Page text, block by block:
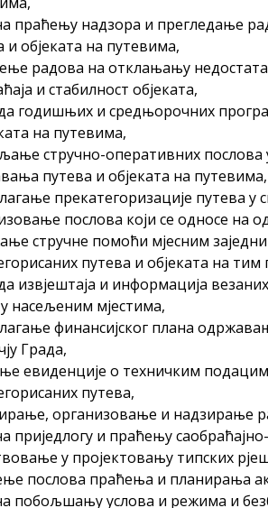
праћењу надзора и прегледање
и објеката на путевима,
радова на отклањању
и стабилност објеката,
годишњих и средњорочних
на путевима,
стручно-оперативних послова
путева и објеката на путевима,
прекатегоризације путева у
послова који се односе на
стручне помоћи мјесним
путева и објеката на тим
извјештаја и информација
насељеним мјестима,
финансијског плана
Града,
евиденције о техничким
путева,
организовање и надзирање
приједлогу и праћењу
у пројектовању типских
послова праћења и планирања
побољшању услова и режима и